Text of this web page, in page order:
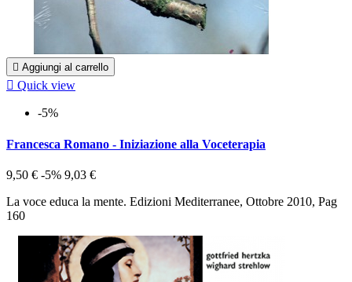
 Aggiungi al carrello
 Quick view
-5%
Francesca Romano - Iniziazione alla Voceterapia
9,50 € -5% 9,03 €
La voce educa la mente. Edizioni Mediterranee, Ottobre 2010, Pag
160